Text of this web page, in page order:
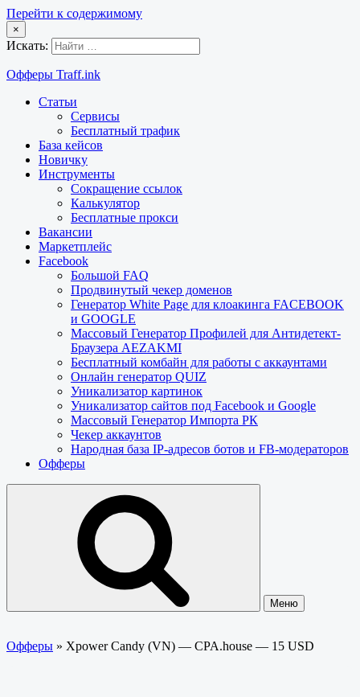
Перейти к содержимому
×
Искать:
Офферы Traff.ink
Статьи
Сервисы
Бесплатный трафик
База кейсов
Новичку
Инструменты
Сокращение ссылок
Калькулятор
Бесплатные прокси
Вакансии
Маркетплейс
Facebook
Большой FAQ
Продвинутый чекер доменов
Генератор White Page для клоакинга FACEBOOK
и GOOGLE
Массовый Генератор Профилей для Антидетект-
Браузера AEZAKMI
Бесплатный комбайн для работы с аккаунтами
Онлайн генератор QUIZ
Уникализатор картинок
Уникализатор сайтов под Facebook и Google
Массовый Генератор Импорта РК
Чекер аккаунтов
Народная база IP-адресов ботов и FB-модераторов
Офферы
Меню
Офферы » Xpower Candy (VN) — CPA.house — 15 USD